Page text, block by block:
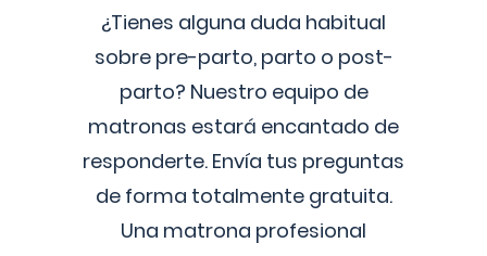
¿Tienes alguna duda habitual
sobre pre-parto, parto o post-
parto? Nuestro equipo de
matronas estará encantado de
responderte. Envía tus preguntas
de forma totalmente gratuita.
Una matrona profesional